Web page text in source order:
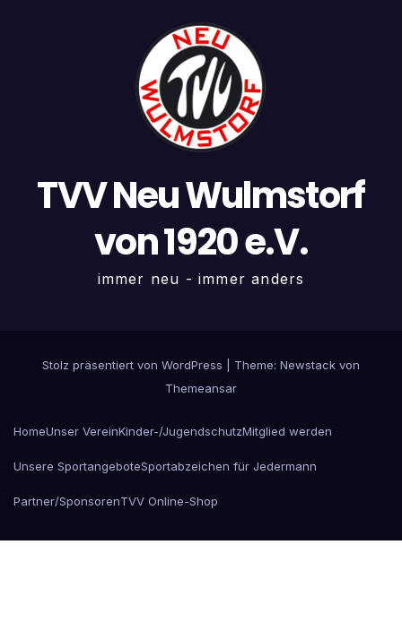
TVV Neu Wulmstorf
von 1920 e.V.
immer neu - immer anders
Stolz präsentiert von WordPress Theme: Newstack von
Themeansar
HomeUnser VereinKinder-/JugendschutzMitglied werden
Unsere SportangeboteSportabzeichen für Jedermann
Partner/SponsorenTVV Online-Shop